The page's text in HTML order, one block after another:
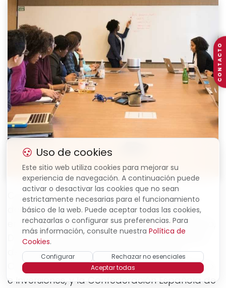
Con motivo de la visita oficial de una
delegación de la República de Kazajistán,
encabezada por el Viceministro de Comercio,
D. Kairat Torebaev, la Cámara de Comercio
de España, la Secretaría de Estado de
Comercio, a través de ICEX España Comercio
e Inversiones, y la Confederación Española de
Uso de cookies
Este sitio web utiliza cookies para mejorar su
experiencia de navegación. A continuación puede
activar o desactivar las cookies que no sean
estrictamente necesarias para el funcionamiento
básico de la web. Puede aceptar todas las cookies,
rechazarlas o configurar sus preferencias. Para
más información, consulte nuestra Política de
Cookies.
Configurar
Rechazar no esenciales
Aceptar todas
CONTACTO